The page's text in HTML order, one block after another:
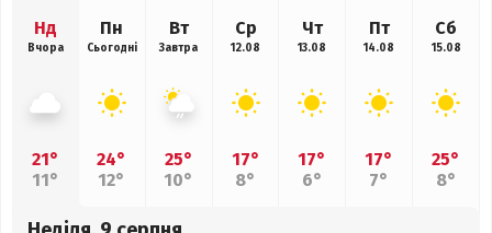
Нд
Вчора
21°
11°
Пн
Сьогодні
24°
12°
Вт
Завтра
25°
10°
Ср
12.08
17°
8°
Чт
13.08
17°
6°
Пт
14.08
17°
7°
Сб
15.08
25°
8°